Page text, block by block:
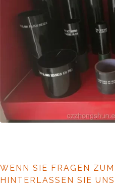
WENN SIE FRAGEN
HINTERLASSEN SIE